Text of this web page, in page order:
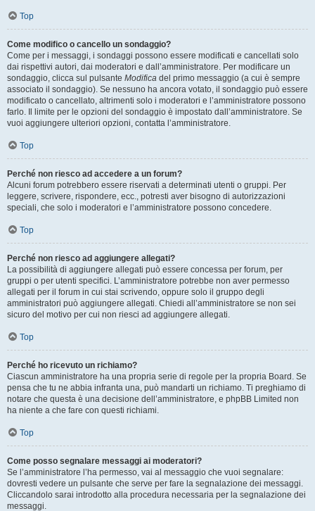
Top
Come modifico o cancello un sondaggio?
Come per i messaggi, i sondaggi possono essere modificati e cancellati solo
dai rispettivi autori, dai moderatori e dall’amministratore. Per modificare un
sondaggio, clicca sul pulsante Modifica del primo messaggio (a cui è sempre
associato il sondaggio). Se nessuno ha ancora votato, il sondaggio può essere
modificato o cancellato, altrimenti solo i moderatori e l’amministratore possono
farlo. Il limite per le opzioni del sondaggio è impostato dall’amministratore. Se
vuoi aggiungere ulteriori opzioni, contatta l’amministratore.
Top
Perché non riesco ad accedere a un forum?
Alcuni forum potrebbero essere riservati a determinati utenti o gruppi. Per
leggere, scrivere, rispondere, ecc., potresti aver bisogno di autorizzazioni
speciali, che solo i moderatori e l’amministratore possono concedere.
Top
Perché non riesco ad aggiungere allegati?
La possibilità di aggiungere allegati può essere concessa per forum, per
gruppi o per utenti specifici. L’amministratore potrebbe non aver permesso
allegati per il forum in cui stai scrivendo, oppure solo il gruppo degli
amministratori può aggiungere allegati. Chiedi all’amministratore se non sei
sicuro del motivo per cui non riesci ad aggiungere allegati.
Top
Perché ho ricevuto un richiamo?
Ciascun amministratore ha una propria serie di regole per la propria Board. Se
pensa che tu ne abbia infranta una, può mandarti un richiamo. Ti preghiamo di
notare che questa è una decisione dell’amministratore, e phpBB Limited non
ha niente a che fare con questi richiami.
Top
Come posso segnalare messaggi ai moderatori?
Se l’amministratore l’ha permesso, vai al messaggio che vuoi segnalare:
dovresti vedere un pulsante che serve per fare la segnalazione dei messaggi.
Cliccandolo sarai introdotto alla procedura necessaria per la segnalazione dei
messaggi.